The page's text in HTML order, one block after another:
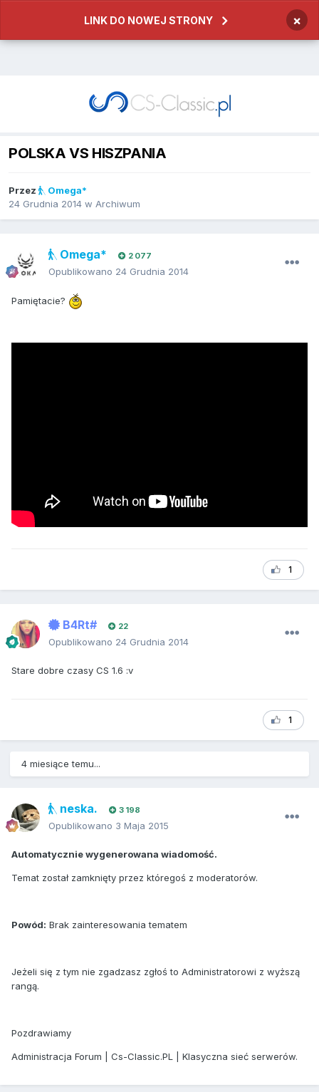
LINK DO NOWEJ STRONY ×
POLSKA VS HISZPANIA
Przez
Omega*
24 Grudnia 2014 w Archiwum
Omega* 2 077
Opublikowano 24 Grudnia 2014
Pamiętacie?
1
B4Rt# 22
Opublikowano 24 Grudnia 2014
Stare dobre czasy CS 1.6 :v
1
4 miesiące temu...
neska. 3 198
Opublikowano 3 Maja 2015
Automatycznie wygenerowana wiadomość.
Temat został zamknięty przez któregoś z moderatorów.
Powód: Brak zainteresowania tematem
Jeżeli się z tym nie zgadzasz zgłoś to Administratorowi z wyższą
rangą.
Pozdrawiamy
Administracja Forum | Cs-Classic.PL | Klasyczna sieć serwerów.